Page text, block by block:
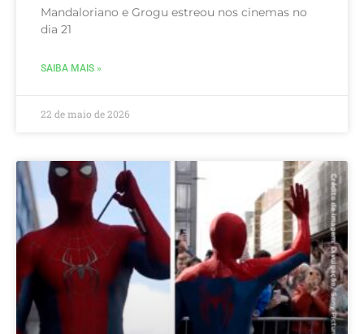
Mandaloriano e Grogu estreou nos cinemas no
dia 21
SAIBA MAIS »
22 de maio de 2026